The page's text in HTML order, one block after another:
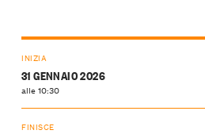
INIZIA
31 GENNAIO 2026
alle 10:30
FINISCE